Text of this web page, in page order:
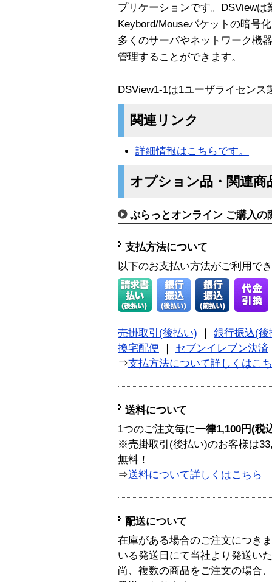
プリケーションです。DSView
Keybord/Mouseパケットの暗号
多くのサーバやネットワーク機
管理することができます。
DSView1-1は1ユーザライセンス
関連リンク
詳細情報はこちらです。
オプション品・関連商
ぷらっとオンライン ご購入の
支払方法について
以下のお支払い方法がご利用で
売掛取引(後払い)
銀行振込(後
換宅配便
セブンイレブン決済
⇒支払方法について詳しくはこ
送料について
1つのご注文毎に一律1,100円(税
※売掛取引(後払い)のお客様は
無料！
⇒送料について詳しくはこちら
配送について
在庫がある場合のご注文につき
いる発送日にて当社より発送い
尚、複数の商品をご注文の場合